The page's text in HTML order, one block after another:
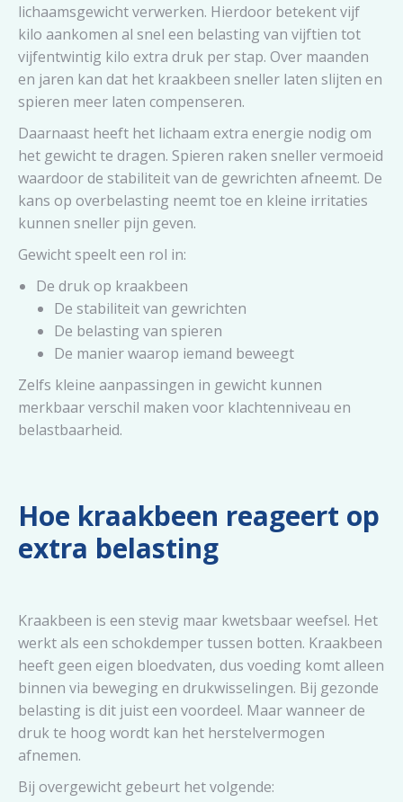
lichaamsgewicht verwerken. Hierdoor betekent vijf
kilo aankomen al snel een belasting van vijftien tot
vijfentwintig kilo extra druk per stap. Over maanden
en jaren kan dat het kraakbeen sneller laten slijten en
spieren meer laten compenseren.
Daarnaast heeft het lichaam extra energie nodig om
het gewicht te dragen. Spieren raken sneller vermoeid
waardoor de stabiliteit van de gewrichten afneemt. De
kans op overbelasting neemt toe en kleine irritaties
kunnen sneller pijn geven.
Gewicht speelt een rol in:
De druk op kraakbeen
De stabiliteit van gewrichten
De belasting van spieren
De manier waarop iemand beweegt
Zelfs kleine aanpassingen in gewicht kunnen
merkbaar verschil maken voor klachtenniveau en
belastbaarheid.
Hoe kraakbeen reageert op
extra belasting
Kraakbeen is een stevig maar kwetsbaar weefsel. Het
werkt als een schokdemper tussen botten. Kraakbeen
heeft geen eigen bloedvaten, dus voeding komt alleen
binnen via beweging en drukwisselingen. Bij gezonde
belasting is dit juist een voordeel. Maar wanneer de
druk te hoog wordt kan het herstelvermogen
afnemen.
Bij overgewicht gebeurt het volgende: